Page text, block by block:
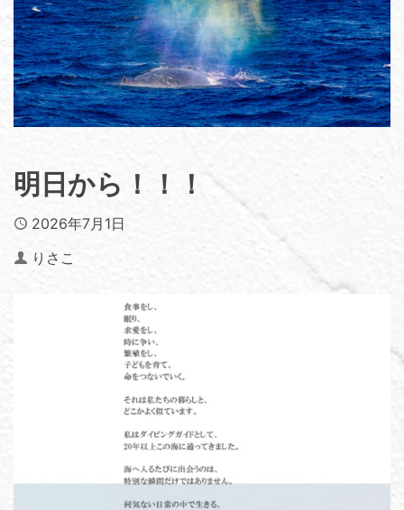
明日から！！！
Published
2026年7月1日
Author
りさこ